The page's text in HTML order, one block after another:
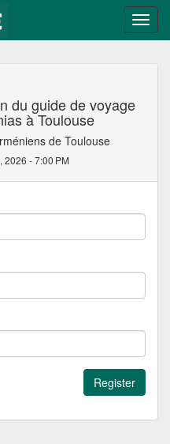
du guide de voyage
à Toulouse
de Toulouse
2026 - 7:00 PM